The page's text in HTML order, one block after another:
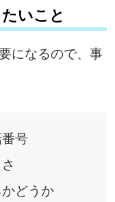
いこと
になるので、事
号
どうか